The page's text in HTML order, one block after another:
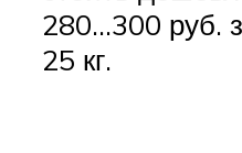
280…300 руб.
25 кг.